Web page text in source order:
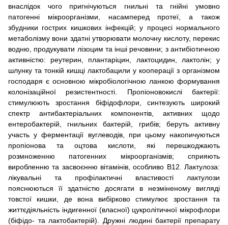
внаслідок чого пригнічуються гнильні та гнійні умовно
патогенні мікроорганізми, насамперед протеї, а також
збудники гострих кишкових інфекцій; у процесі нормального
метаболізму вони здатні утворювати молочну кислоту, перекис
водню, продукувати лізоцим та інші речовини; з антибіотичною
активністю: реутерин, плантаріцин, лактоцидин, лактолін; у
шлунку та тонкій кишці лактобацили у кооперації з організмом
господаря є основною мікробіологічною ланкою формування
колонізаційної резистентності. Пропіоновокислі бактерії:
стимулюють зростання біфідофлори, синтезують широкий
спектр антибактеріальних компонентів, активних щодо
ентеробактерій, гнильних бактерій, грибів; беруть активну
участь у ферментації вуглеводів, при цьому накопичуються
пропіонова та оцтова кислоти, які перешкоджають
розмноженню патогенних мікроорганізмів; сприяють
виробленню та засвоєнню вітамінів, особливо В12. Лактулоза:
лікувальні та профілактичні властивості лактулози
пояснюються її здатністю досягати в незміненому вигляді
товстої кишки, де вона вибірково стимулює зростання та
життєдіяльність індигенної (власної) цукролітичної мікрофлори
(біфідо- та лактобактерій). Дружні людині бактерії препарату